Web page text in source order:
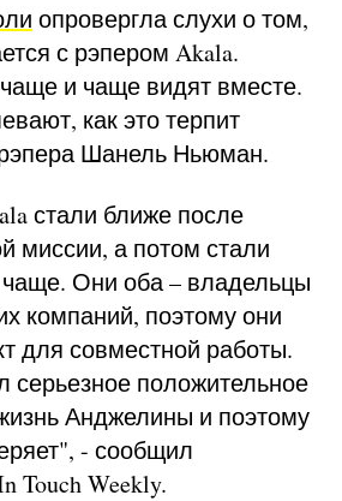
опровергла слухи о том,
с рэпером Akala.
и чаще видят вместе.
как это терпит
Шанель Ньюман.
стали ближе после
миссии, а потом стали
чаще. Они оба – владельцы
компаний, поэтому они
для совместной работы.
серьезное положительное
Анджелины и поэтому
- сообщил
Touch Weekly.